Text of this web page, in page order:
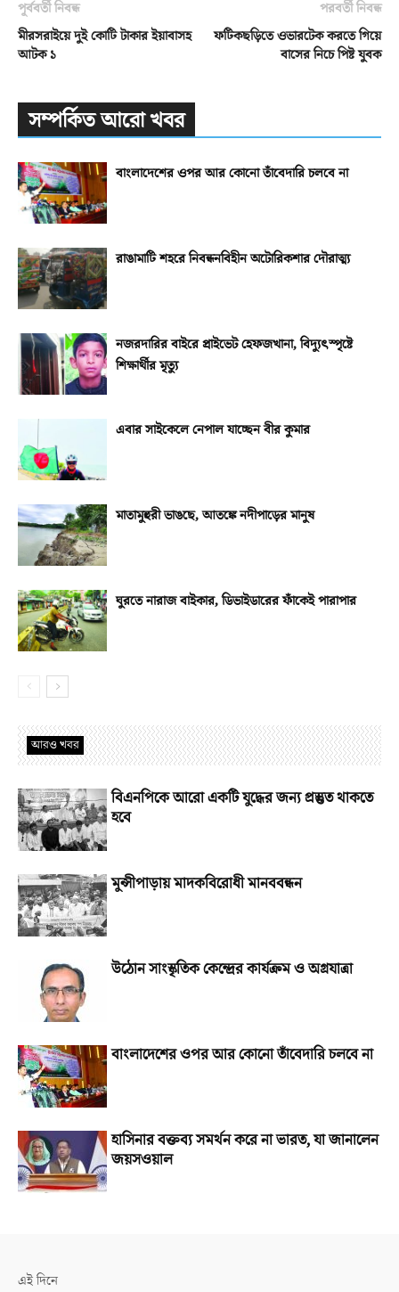
পূর্ববর্তী নিবন্ধ
মীরসরাইয়ে দুই কোটি টাকার ইয়াবাসহ
আটক ১
পরবর্তী নিবন্ধ
ফটিকছড়িতে ওভারটেক করতে গিয়ে
বাসের নিচে পিষ্ট যুবক
সম্পর্কিত আরো খবর
বাংলাদেশের ওপর আর কোনো তাঁবেদারি চলবে না
রাঙামাটি শহরে নিবন্ধনবিহীন অটোরিকশার দৌরাত্ম্য
নজরদারির বাইরে প্রাইভেট হেফজখানা, বিদ্যুৎস্পৃষ্টে
শিক্ষার্থীর মৃত্যু
এবার সাইকেলে নেপাল যাচ্ছেন বীর কুমার
মাতামুহুরী ভাঙছে, আতঙ্কে নদীপাড়ের মানুষ
ঘুরতে নারাজ বাইকার, ডিভাইডারের ফাঁকেই পারাপার
আরও খবর
বিএনপিকে আরো একটি যুদ্ধের জন্য প্রস্তুত থাকতে
হবে
মুন্সীপাড়ায় মাদকবিরোধী মানববন্ধন
উঠোন সাংস্কৃতিক কেন্দ্রের কার্যক্রম ও অগ্রযাত্রা
বাংলাদেশের ওপর আর কোনো তাঁবেদারি চলবে না
হাসিনার বক্তব্য সমর্থন করে না ভারত, যা জানালেন
জয়সওয়াল
এই দিনে